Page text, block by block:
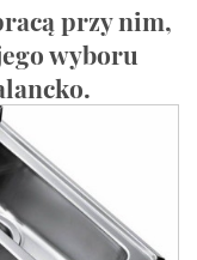
przy nim,
wyboru